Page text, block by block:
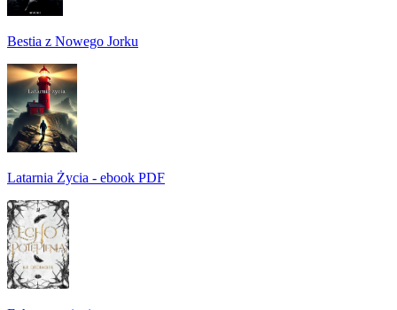
Bestia z Nowego Jorku
Latarnia Życia - ebook PDF